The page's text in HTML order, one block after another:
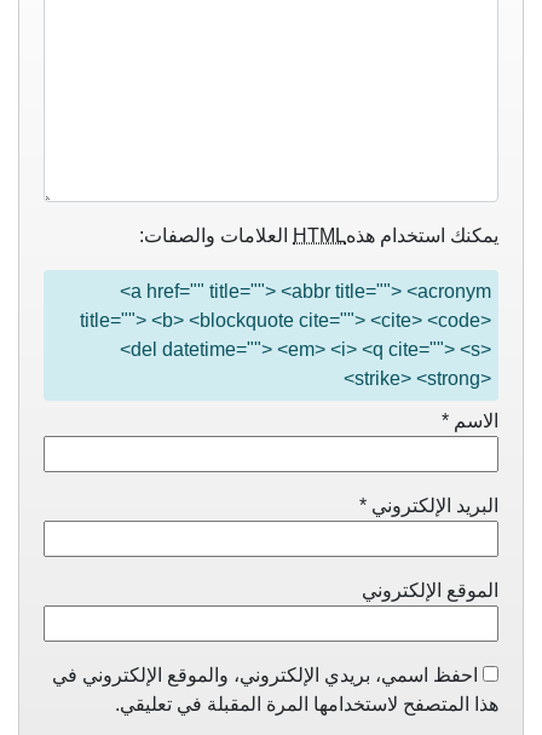
يمكنك استخدام هذهHTML العلامات والصفات:
<a href="" title=""> <abbr title=""> <acronym
title=""> <b> <blockquote cite=""> <cite> <code>
<del datetime=""> <em> <i> <q cite=""> <s>
<strike> <strong>
الاسم *
البريد الإلكتروني *
الموقع الإلكتروني
احفظ اسمي، بريدي الإلكتروني، والموقع الإلكتروني في
هذا المتصفح لاستخدامها المرة المقبلة في تعليقي.